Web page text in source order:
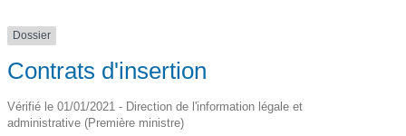
Dossier
Contrats d'insertion
Vérifié le 01/01/2021 - Direction de l'information légale et
administrative (Première ministre)